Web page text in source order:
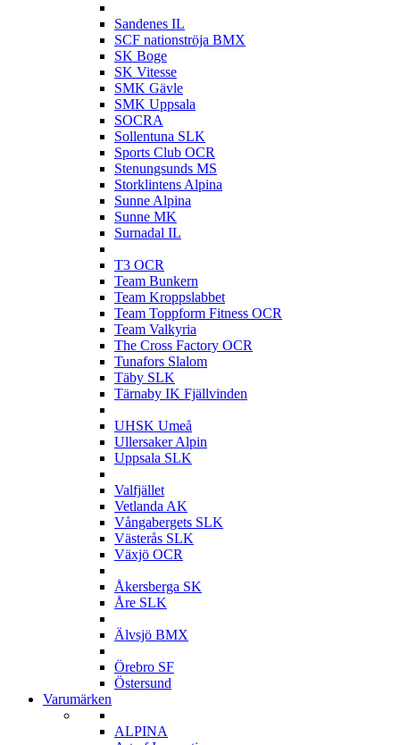
Sandenes IL
SCF nationströja BMX
SK Boge
SK Vitesse
SMK Gävle
SMK Uppsala
SOCRA
Sollentuna SLK
Sports Club OCR
Stenungsunds MS
Storklintens Alpina
Sunne Alpina
Sunne MK
Surnadal IL
T3 OCR
Team Bunkern
Team Kroppslabbet
Team Toppform Fitness OCR
Team Valkyria
The Cross Factory OCR
Tunafors Slalom
Täby SLK
Tärnaby IK Fjällvinden
UHSK Umeå
Ullersaker Alpin
Uppsala SLK
Valfjället
Vetlanda AK
Vångabergets SLK
Västerås SLK
Växjö OCR
Åkersberga SK
Åre SLK
Älvsjö BMX
Örebro SF
Östersund
Varumärken
ALPINA